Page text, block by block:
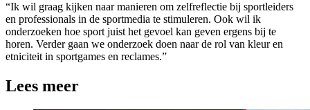
“Ik wil graag kijken naar manieren om zelfreflectie bij sportleiders
en professionals in de sportmedia te stimuleren. Ook wil ik
onderzoeken hoe sport juist het gevoel kan geven ergens bij te
horen. Verder gaan we onderzoek doen naar de rol van kleur en
etniciteit in sportgames en reclames.”
Lees meer